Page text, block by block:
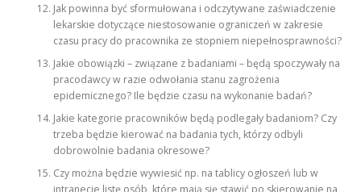
Jak powinna być sformułowana i odczytywane zaświadczenie
lekarskie dotyczące niestosowanie ograniczeń w zakresie
czasu pracy do pracownika ze stopniem niepełnosprawności?
Jakie obowiązki – związane z badaniami – będą spoczywały na
pracodawcy w razie odwołania stanu zagrożenia
epidemicznego? Ile będzie czasu na wykonanie badań?
Jakie kategorie pracowników będą podlegały badaniom? Czy
trzeba będzie kierować na badania tych, którzy odbyli
dobrowolnie badania okresowe?
Czy można będzie wywiesić np. na tablicy ogłoszeń lub w
intranecie listę osób, które mają się stawić po skierowanie na